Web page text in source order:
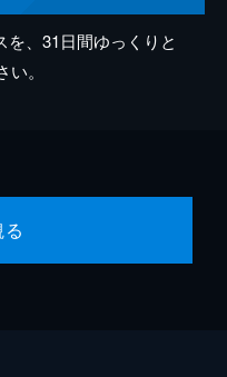
、31日間ゆっくりと
。